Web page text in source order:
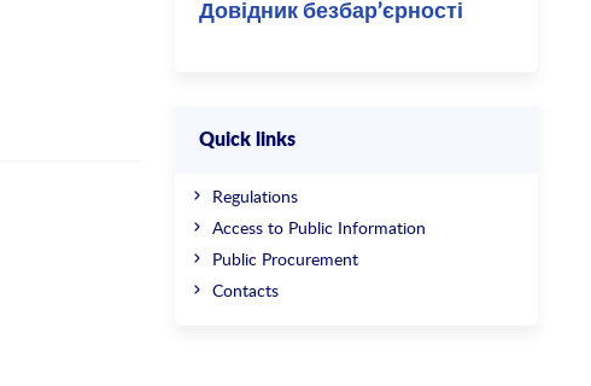
Довідник безбар’єрності
Quick links
Regulations
Access to Public Information
Public Procurement
Contacts